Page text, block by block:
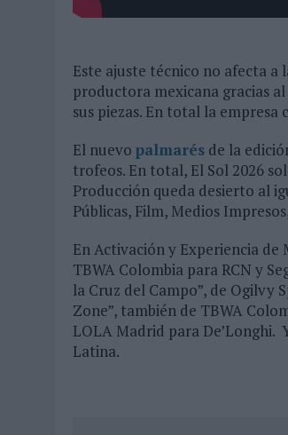
Este ajuste técnico no afecta
productora mexicana gracias
sus piezas. En total la empresa
El nuevo palmarés de la
trofeos. En total, El Sol 2026
Producción queda desierto al
Públicas, Film, Medios
En Activación y Experiencia de
TBWA Colombia para RCN y
la Cruz del Campo”, de
Zone”, también de TBWA
LOLA Madrid para De’Longhi.
Latina.